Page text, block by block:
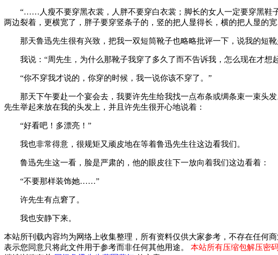
“……人瘦不要穿黑衣裳，人胖不要穿白衣裳；脚长的女人一定要穿黑鞋子
两边裂着，更横宽了，胖子要穿竖条子的，竖的把人显得长，横的把人显的
那天鲁迅先生很有兴致，把我一双短筒靴子也略略批评一下，说我的短
我说：“周先生，为什么那靴子我穿了多久了而不告诉我，怎么现在才想
“你不穿我才说的，你穿的时候，我一说你该不穿了。”
那天下午要赴一个宴会去，我要许先生给我找一点布条或绸条束一束头发
先生举起来放在我的头发上，并且许先生很开心地说着：
“好看吧！多漂亮！”
我也非常得意，很规矩又顽皮地在等着鲁迅先生往这边看我们。
鲁迅先生这一看，脸是严肃的，他的眼皮往下一放向着我们这边看着：
“不要那样装饰她……”
许先生有点窘了。
我也安静下来。
本站所刊载内容均为网络上收集整理，所有资料仅供大家参考，不存在任何
表示您同意只将此文件用于参考而非任何其他用途。 本站所有压缩包解压密